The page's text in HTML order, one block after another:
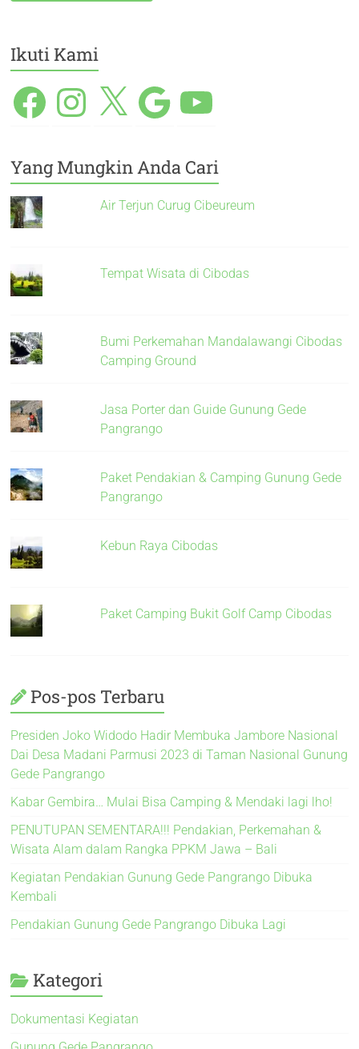
Ikuti Kami
Yang Mungkin Anda Cari
Air Terjun Curug Cibeureum
Tempat Wisata di Cibodas
Bumi Perkemahan Mandalawangi Cibodas
Camping Ground
Jasa Porter dan Guide Gunung Gede
Pangrango
Paket Pendakian & Camping Gunung Gede
Pangrango
Kebun Raya Cibodas
Paket Camping Bukit Golf Camp Cibodas
Pos-pos Terbaru
Presiden Joko Widodo Hadir Membuka Jambore Nasional
Dai Desa Madani Parmusi 2023 di Taman Nasional Gunung
Gede Pangrango
Kabar Gembira… Mulai Bisa Camping & Mendaki lagi lho!
PENUTUPAN SEMENTARA!!! Pendakian, Perkemahan &
Wisata Alam dalam Rangka PPKM Jawa – Bali
Kegiatan Pendakian Gunung Gede Pangrango Dibuka
Kembali
Pendakian Gunung Gede Pangrango Dibuka Lagi
Kategori
Dokumentasi Kegiatan